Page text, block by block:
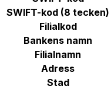
SWIFT-kod (8 tecken)
Filialkod
Bankens namn
Filialnamn
Adress
Stad